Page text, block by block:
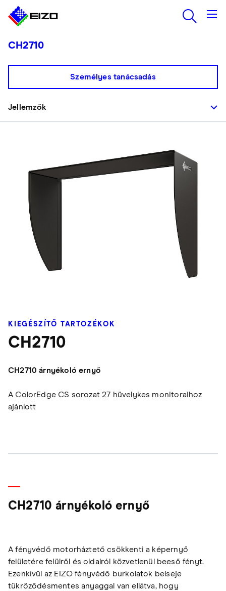
CH2710
Jellemzők
Személyes tanácsadás
KIEGÉSZÍTŐ TARTOZÉKOK
CH2710
CH2710 árnyékoló ernyő
A ColorEdge CS sorozat 27 hüvelykes monitoraihoz
ajánlott
CH2710 árnyékoló ernyő
A fényvédő motorháztető csökkenti a képernyő
felületére felülről és oldalról közvetlenül beeső fényt.
Ezenkívül az EIZO fényvédő burkolatok belseje
tükröződésmentes anyaggal van ellátva, hogy